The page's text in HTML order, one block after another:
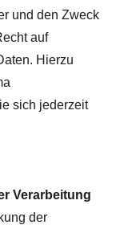
und den Zweck
auf
Hierzu
sich jederzeit
Verarbeitung
der